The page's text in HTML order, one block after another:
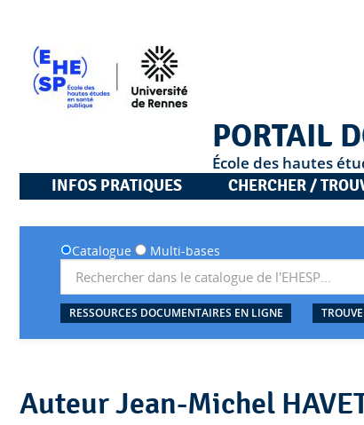
PORTAIL
École des hautes
INFOS PRATIQUES
CHERCHER /
Catalogue Multi-bases
RESSOURCES DOCUMENTAIRES EN LIGNE
Auteur Jean-Michel